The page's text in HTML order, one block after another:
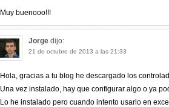
Muy buenooo!!!
Jorge dijo:
21 de octubre de 2013 a las 21:33
Hola, gracias a tu blog he descargado los
Una vez instalado, hay que configurar algo o ya
Lo he instalado pero cuando intento usarlo en